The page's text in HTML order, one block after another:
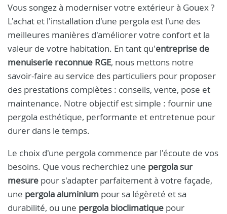
Vous songez à moderniser votre extérieur à Gouex ?
L'achat et l'installation d'une pergola est l'une des
meilleures manières d'améliorer votre confort et la
valeur de votre habitation. En tant qu'entreprise de
menuiserie reconnue RGE, nous mettons notre
savoir-faire au service des particuliers pour proposer
des prestations complètes : conseils, vente, pose et
maintenance. Notre objectif est simple : fournir une
pergola esthétique, performante et entretenue pour
durer dans le temps.
Le choix d'une pergola commence par l'écoute de vos
besoins. Que vous recherchiez une pergola sur
mesure pour s'adapter parfaitement à votre façade,
une pergola aluminium pour sa légèreté et sa
durabilité, ou une pergola bioclimatique pour